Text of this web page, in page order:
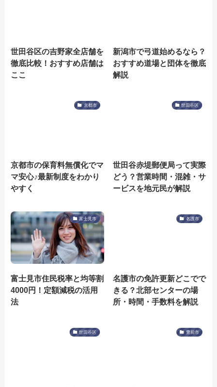
世田谷区の吉野家全店舗を
徹底比較！おすすめ店舗は
ここ
新潟市で弓道始めるなら？
おすすめ道場と団体を徹底
解説
京都市
京都市の保育料無償化でマ
マ安心♪最新制度をわかり
やすく
世田谷区
世田谷赤堤郵便局って実際
どう？営業時間・混雑・サ
ービスを地元民が解説
富士見市
富士見市住民税率と均等割
4000円！定額減税の活用
法
名護市
名護市の免許更新どこでで
きる？北部センターの場
所・時間・手数料を解説
世田谷区 豊前市